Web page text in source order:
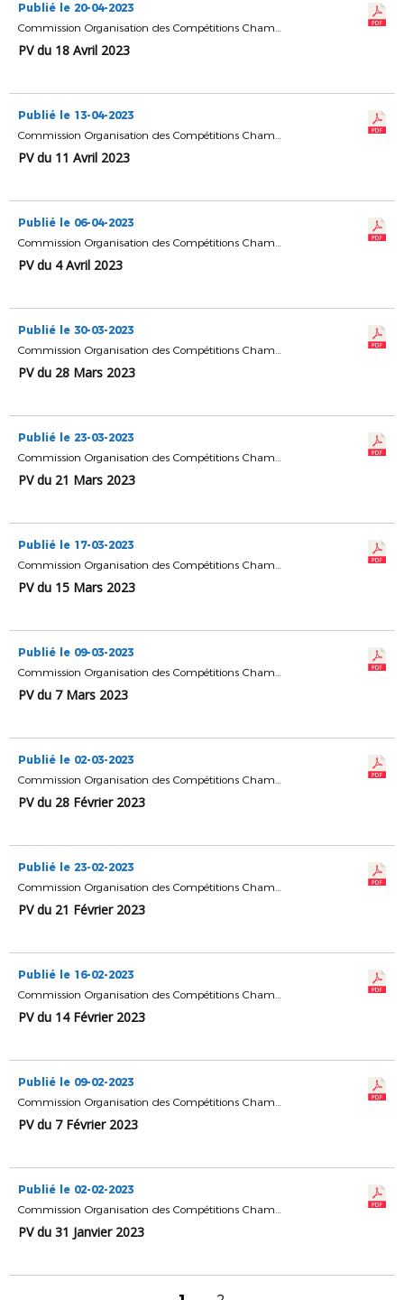
Publié le 20-04-2023
Commission Organisation des Compétitions Championnats & Coupes
PV du 18 Avril 2023
Publié le 13-04-2023
Commission Organisation des Compétitions Championnats & Coupes
PV du 11 Avril 2023
Publié le 06-04-2023
Commission Organisation des Compétitions Championnats & Coupes
PV du 4 Avril 2023
Publié le 30-03-2023
Commission Organisation des Compétitions Championnats & Coupes
PV du 28 Mars 2023
Publié le 23-03-2023
Commission Organisation des Compétitions Championnats & Coupes
PV du 21 Mars 2023
Publié le 17-03-2023
Commission Organisation des Compétitions Championnats & Coupes
PV du 15 Mars 2023
Publié le 09-03-2023
Commission Organisation des Compétitions Championnats & Coupes
PV du 7 Mars 2023
Publié le 02-03-2023
Commission Organisation des Compétitions Championnats & Coupes
PV du 28 Février 2023
Publié le 23-02-2023
Commission Organisation des Compétitions Championnats & Coupes
PV du 21 Février 2023
Publié le 16-02-2023
Commission Organisation des Compétitions Championnats & Coupes
PV du 14 Février 2023
Publié le 09-02-2023
Commission Organisation des Compétitions Championnats & Coupes
PV du 7 Février 2023
Publié le 02-02-2023
Commission Organisation des Compétitions Championnats & Coupes
PV du 31 Janvier 2023